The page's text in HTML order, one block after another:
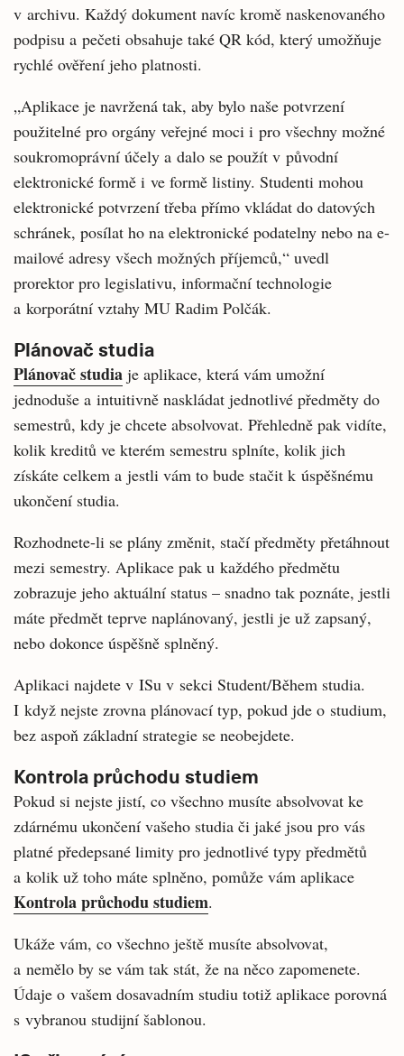
v archivu. Každý dokument navíc kromě naskenovaného
podpisu a pečeti obsahuje také QR kód, který umožňuje
rychlé ověření jeho platnosti.
„Aplikace je navržená tak, aby bylo naše potvrzení
použitelné pro orgány veřejné moci i pro všechny možné
soukromoprávní účely a dalo se použít v původní
elektronické formě i ve formě listiny. Studenti mohou
elektronické potvrzení třeba přímo vkládat do datových
schránek, posílat ho na elektronické podatelny nebo na e-
mailové adresy všech možných příjemců,“ uvedl
prorektor pro legislativu, informační technologie
a korporátní vztahy MU Radim Polčák.
Plánovač studia
Plánovač studia je aplikace, která vám umožní
jednoduše a intuitivně naskládat jednotlivé předměty do
semestrů, kdy je chcete absolvovat. Přehledně pak vidíte,
kolik kreditů ve kterém semestru splníte, kolik jich
získáte celkem a jestli vám to bude stačit k úspěšnému
ukončení studia.
Rozhodnete-li se plány změnit, stačí předměty přetáhnout
mezi semestry. Aplikace pak u každého předmětu
zobrazuje jeho aktuální status – snadno tak poznáte, jestli
máte předmět teprve naplánovaný, jestli je už zapsaný,
nebo dokonce úspěšně splněný.
Aplikaci najdete v ISu v sekci Student/Během studia.
I když nejste zrovna plánovací typ, pokud jde o studium,
bez aspoň základní strategie se neobejdete.
Kontrola průchodu studiem
Pokud si nejste jistí, co všechno musíte absolvovat ke
zdárnému ukončení vašeho studia či jaké jsou pro vás
platné předepsané limity pro jednotlivé typy předmětů
a kolik už toho máte splněno, pomůže vám aplikace
Kontrola průchodu studiem.
Ukáže vám, co všechno ještě musíte absolvovat,
a nemělo by se vám tak stát, že na něco zapomenete.
Údaje o vašem dosavadním studiu totiž aplikace porovná
s vybranou studijní šablonou.